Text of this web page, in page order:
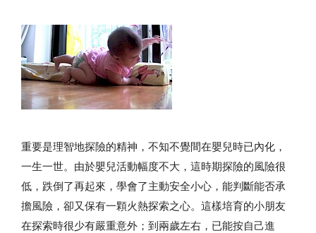
重要是理智地探險的精神，不知不覺間在嬰兒時已內化，
一生一世。由於嬰兒活動幅度不大，這時期探險的風險很
低，跌倒了再起來，學會了主動安全小心，能判斷能否承
擔風險，卻又保有一顆火熱探索之心。這樣培育的小朋友
在探索時很少有嚴重意外；到兩歲左右，已能按自己進